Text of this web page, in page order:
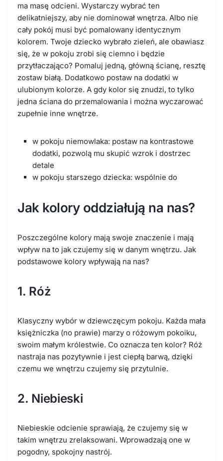
ma masę odcieni. Wystarczy wybrać ten
delikatniejszy, aby nie dominował wnętrza. Albo nie
cały pokój musi być pomalowany identycznym
kolorem. Twoje dziecko wybrało zieleń, ale obawiasz
się, że w pokoju zrobi się ciemno i będzie
przytłaczająco? Pomaluj jedną, główną ścianę, resztę
zostaw białą. Dodatkowo postaw na dodatki w
ulubionym kolorze. A gdy kolor się znudzi, to tylko
jedna ściana do przemalowania i można wyczarować
zupełnie inne wnętrze.
w pokoju niemowlaka: postaw na kontrastowe
dodatki, pozwolą mu skupić wzrok i dostrzec
detale
w pokoju starszego dziecka: wspólnie do
Jak kolory oddziałują na nas?
Poszczególne kolory mają swoje znaczenie i mają
wpływ na to jak czujemy się w danym wnętrzu. Jak
podstawowe kolory wpływają na nas?
1. Róż
Klasyczny wybór w dziewczęcym pokoju. Każda mała
księżniczka (no prawie) marzy o różowym pokoiku,
swoim małym królestwie. Co oznacza ten kolor? Róż
nastraja nas pozytywnie i jest ciepłą barwą, dzięki
czemu we wnętrzu czujemy się przytulnie.
2. Niebieski
Niebieskie odcienie sprawiają, że czujemy się w
takim wnętrzu zrelaksowani. Wprowadzają one w
pogodny, spokojny nastrój.